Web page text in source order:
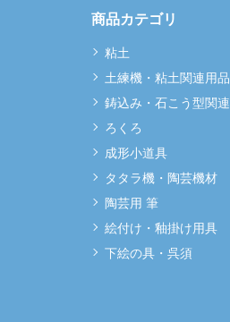
商品カテゴリ
粘土
土練機・粘土関連用品
鋳込み・石こう型関連
ろくろ
成形小道具
タタラ機・陶芸機材
陶芸用 筆
絵付け・釉掛け用具
下絵の具・呉須